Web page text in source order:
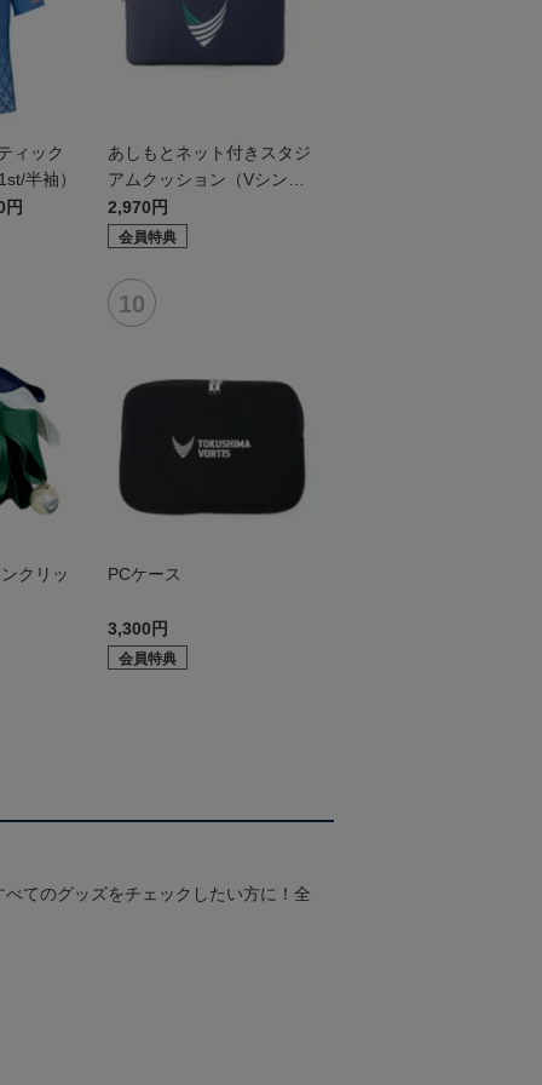
ィック
半袖）
円
あしもとネット付きスタジ
アムクッション（Vシンボ
ル）
2,970円
会員特典
クリッ PCケース
3,300円
会員特典
てのグッズをチェックしたい方に！全